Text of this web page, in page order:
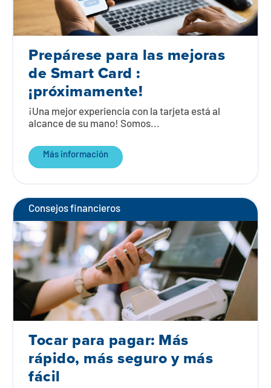
Prepárese para las mejoras
de Smart Card :
¡próximamente!
¡Una mejor experiencia con la tarjeta está al
alcance de su mano! Somos...
Más información
Consejos financieros
Tocar para pagar: Más
rápido, más seguro y más
fácil